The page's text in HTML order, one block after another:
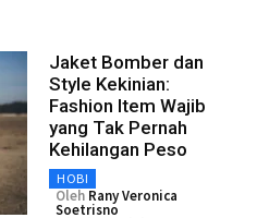
Jaket Bomber dan
Style Kekinian:
Fashion Item Wajib
yang Tak Pernah
Kehilangan Peso
HOBI
Oleh Rany Veronica
Soetrisno